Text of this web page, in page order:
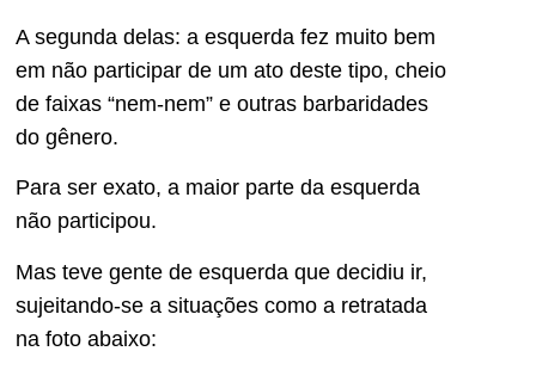
A segunda delas: a esquerda fez muito bem
em não participar de um ato deste tipo, cheio
de faixas “nem-nem” e outras barbaridades
do gênero.
Para ser exato, a maior parte da esquerda
não participou.
Mas teve gente de esquerda que decidiu ir,
sujeitando-se a situações como a retratada
na foto abaixo: